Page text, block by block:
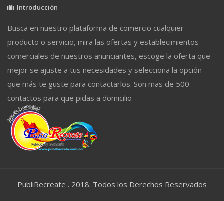
Introducción
Busca en nuestro plataforma de comercio cualquier
producto o servicio, mira las ofertas y establecimientos
comerciales de nuestros anunciantes, escoge la oferta que
mejor se ajuste a tus necesidades y selecciona la opción
que más te guste para contactarlos. Son mas de 500
contactos para que pidas a domicilio
PubliRecreate . 2018. Todos los Derechos Reservados